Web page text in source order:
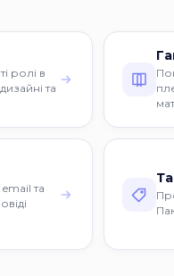
ролі в
та
та